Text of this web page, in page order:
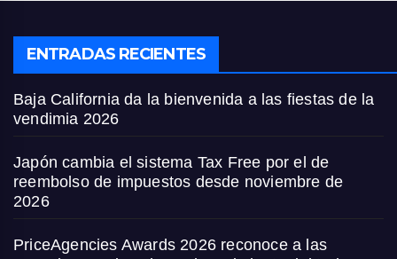
ENTRADAS RECIENTES
Baja California da la bienvenida a las fiestas de la
vendimia 2026
Japón cambia el sistema Tax Free por el de
reembolso de impuestos desde noviembre de
2026
PriceAgencies Awards 2026 reconoce a las